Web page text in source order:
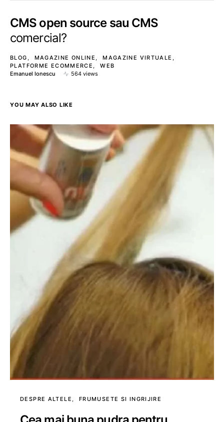
CMS open source sau CMS
comercial?
BLOG MAGAZINE ONLINE
MAGAZINE VIRTUALE
PLATFORME ECOMMERCE
WEB
Emanuel Ionescu
564 views
YOU MAY ALSO LIKE
DESPRE ALTELE FRUMUSETE SI INGRIJIRE